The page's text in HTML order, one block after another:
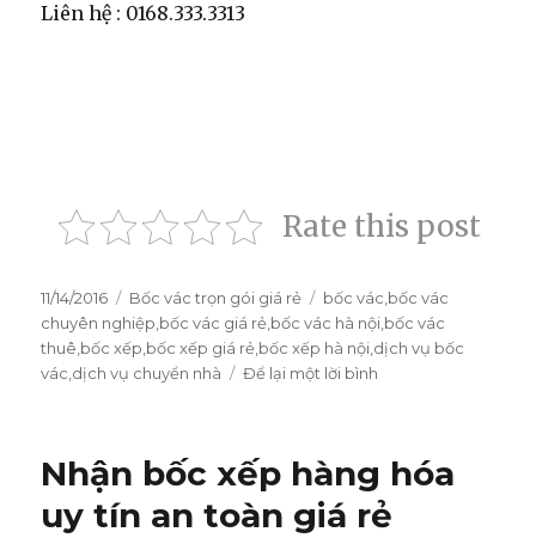
Liên hệ : 0168.333.3313
Rate this post
Đăng
vào
ngày
11/14/2016
Danh
mục
Bốc vác trọn gói giá rẻ Thẻ
bốc vác,bốc vác
chuyên nghiệp,bốc vác giá rẻ,bốc vác hà nội,bốc vác
thuê,bốc xếp,bốc xếp giá rẻ,bốc xếp hà nội,dịch vụ bốc
vác,dịch vụ chuyển nhà Để lại một lời bình
vác-
Bốc
xếp
Nhận bốc xếp hàng hóa
uy tín an toàn giá rẻ